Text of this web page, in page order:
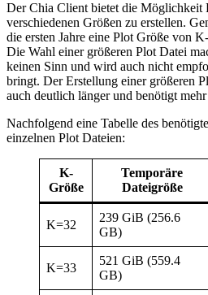
Der Chia Client bietet die Möglichkeit
verschiedenen Größen zu erstellen.
die ersten Jahre eine Plot Größe von
Die Wahl einer größeren Plot Datei
keinen Sinn und wird auch nicht
bringt. Der Erstellung einer größeren
auch deutlich länger und benötigt
Nachfolgend eine Tabelle des
einzelnen Plot Dateien:
K-
Größe
Temporäre
Dateigröße
K=32
239 GiB (256.6
GB)
K=33
521 GiB (559.4
GB)